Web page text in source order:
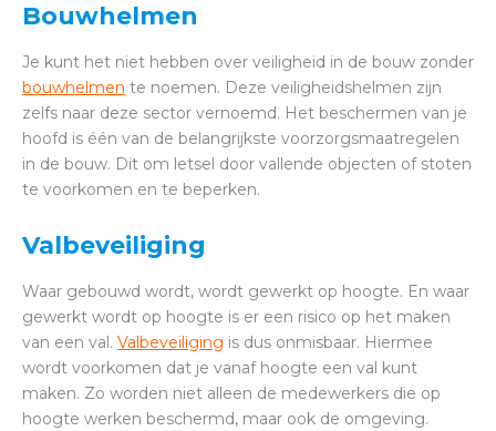
Bouwhelmen
Je kunt het niet hebben over veiligheid in de bouw zonder
bouwhelmen te noemen. Deze veiligheidshelmen zijn
zelfs naar deze sector vernoemd. Het beschermen van je
hoofd is één van de belangrijkste voorzorgsmaatregelen
in de bouw. Dit om letsel door vallende objecten of stoten
te voorkomen en te beperken.
Valbeveiliging
Waar gebouwd wordt, wordt gewerkt op hoogte. En waar
gewerkt wordt op hoogte is er een risico op het maken
van een val. Valbeveiliging is dus onmisbaar. Hiermee
wordt voorkomen dat je vanaf hoogte een val kunt
maken. Zo worden niet alleen de medewerkers die op
hoogte werken beschermd, maar ook de omgeving.